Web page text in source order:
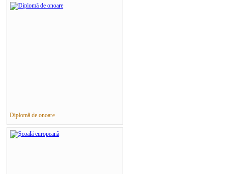
Diplomă de onoare